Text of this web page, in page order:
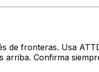
de fronteras. Usa
Confirma